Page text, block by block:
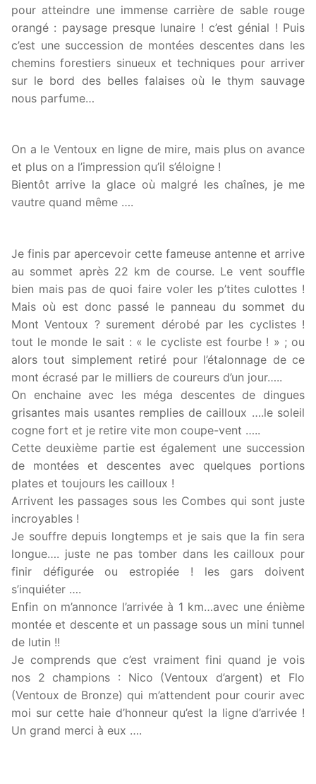
pour atteindre une immense carrière de sable rouge
orangé : paysage presque lunaire ! c’est génial ! Puis
c’est une succession de montées descentes dans les
chemins forestiers sinueux et techniques pour arriver
sur le bord des belles falaises où le thym sauvage
nous parfume…
On a le Ventoux en ligne de mire, mais plus on avance
et plus on a l’impression qu’il s’éloigne !
Bientôt arrive la glace où malgré les chaînes, je me
vautre quand même ….
Je finis par apercevoir cette fameuse antenne et arrive
au sommet après 22 km de course. Le vent souffle
bien mais pas de quoi faire voler les p’tites culottes !
Mais où est donc passé le panneau du sommet du
Mont Ventoux ? surement dérobé par les cyclistes !
tout le monde le sait : « le cycliste est fourbe ! » ; ou
alors tout simplement retiré pour l’étalonnage de ce
mont écrasé par le milliers de coureurs d’un jour…..
On enchaine avec les méga descentes de dingues
grisantes mais usantes remplies de cailloux ….le soleil
cogne fort et je retire vite mon coupe-vent …..
Cette deuxième partie est également une succession
de montées et descentes avec quelques portions
plates et toujours les cailloux !
Arrivent les passages sous les Combes qui sont juste
incroyables !
Je souffre depuis longtemps et je sais que la fin sera
longue…. juste ne pas tomber dans les cailloux pour
finir défigurée ou estropiée ! les gars doivent
s’inquiéter ….
Enfin on m’annonce l’arrivée à 1 km…avec une énième
montée et descente et un passage sous un mini tunnel
de lutin !!
Je comprends que c’est vraiment fini quand je vois
nos 2 champions : Nico (Ventoux d’argent) et Flo
(Ventoux de Bronze) qui m’attendent pour courir avec
moi sur cette haie d’honneur qu’est la ligne d’arrivée !
Un grand merci à eux ….